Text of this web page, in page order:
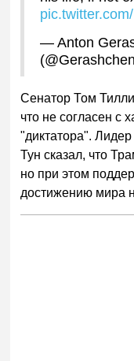
— Anton
Сенатор Том
что не согласен с
"диктатора".
Тун сказал, что
но при этом
достижению мира